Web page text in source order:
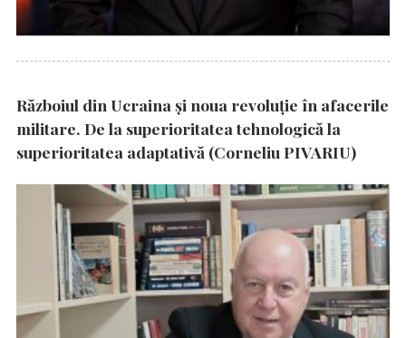
Războiul din Ucraina și noua revoluție în afacerile
militare. De la superioritatea tehnologică la
superioritatea adaptativă (Corneliu PIVARIU)